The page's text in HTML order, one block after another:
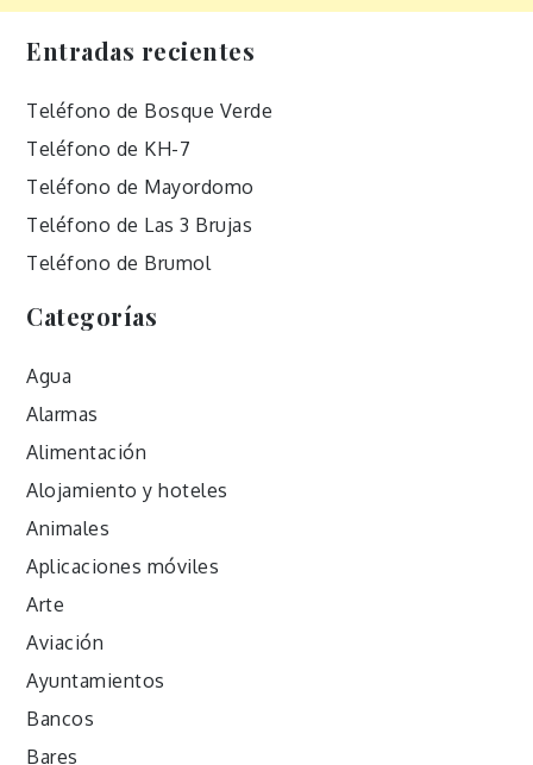
Entradas recientes
Teléfono de Bosque Verde
Teléfono de KH-7
Teléfono de Mayordomo
Teléfono de Las 3 Brujas
Teléfono de Brumol
Categorías
Agua
Alarmas
Alimentación
Alojamiento y hoteles
Animales
Aplicaciones móviles
Arte
Aviación
Ayuntamientos
Bancos
Bares